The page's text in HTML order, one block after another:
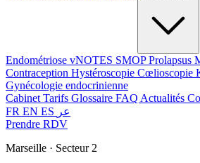
Endométriose vNOTES SMOPProlapsus
Contraception Hystéroscopie Cœlioscopie
Gynécologie endocrinienne
Cabinet Tarifs Glossaire FAQ Actualités
FR EN ES عر
Prendre RDV
Marseille · Secteur 2